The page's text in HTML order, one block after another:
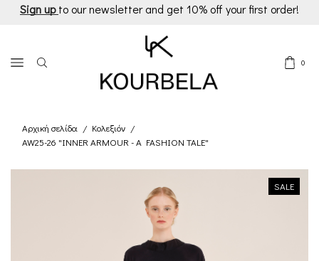
Sign up to our newsletter and get 10% off your first order!
0
Αρχική σελίδα / Κολεξιόν /
AW25-26 "INNER ARMOUR - A FASHION TALE"
SALE